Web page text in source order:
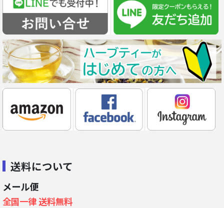
送料について
メール便
全国一律 送料無料